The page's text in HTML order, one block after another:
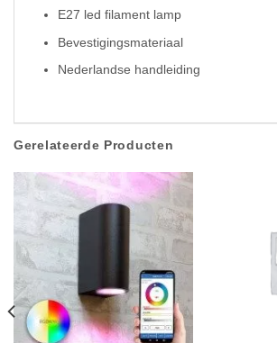
E27 led filament lamp
Bevestigingsmateriaal
Nederlandse handleiding
Gerelateerde Producten